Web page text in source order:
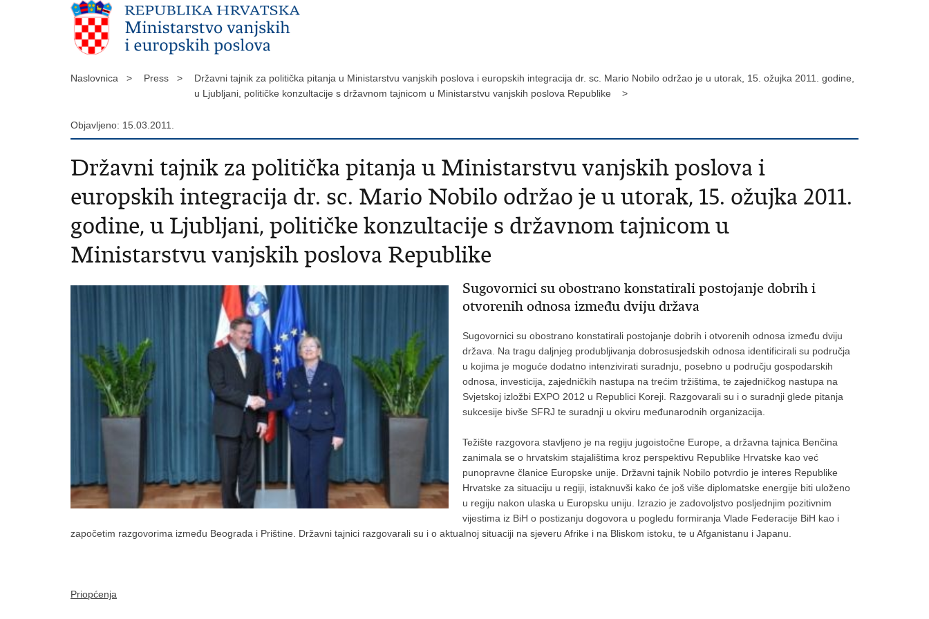
Naslovnica > Press >
Državni tajnik za politička pitanja u Ministarstvu vanjskih poslova i europskih integracija dr. sc. Mario Nobilo održao je u utorak, 15. ožujka 2011. godine,
u Ljubljani, političke konzultacije s državnom tajnicom u Ministarstvu vanjskih poslova Republike >
Objavljeno: 15.03.2011.
Državni tajnik za politička pitanja u Ministarstvu vanjskih poslova i
europskih integracija dr. sc. Mario Nobilo održao je u utorak, 15. ožujka 2011.
godine, u Ljubljani, političke konzultacije s državnom tajnicom u
Ministarstvu vanjskih poslova Republike
Sugovornici su obostrano konstatirali postojanje dobrih i
otvorenih odnosa između dviju država
Sugovornici su obostrano konstatirali postojanje dobrih i otvorenih odnosa između dviju
država. Na tragu daljnjeg produbljivanja dobrosusjedskih odnosa identificirali su područja
u kojima je moguće dodatno intenzivirati suradnju, posebno u području gospodarskih
odnosa, investicija, zajedničkih nastupa na trećim tržištima, te zajedničkog nastupa na
Svjetskoj izložbi EXPO 2012 u Republici Koreji. Razgovarali su i o suradnji glede pitanja
sukcesije bivše SFRJ te suradnji u okviru međunarodnih organizacija.
Težište razgovora stavljeno je na regiju jugoistočne Europe, a državna tajnica Benčina
zanimala se o hrvatskim stajalištima kroz perspektivu Republike Hrvatske kao već
punopravne članice Europske unije. Državni tajnik Nobilo potvrdio je interes Republike
Hrvatske za situaciju u regiji, istaknuvši kako će još više diplomatske energije biti uloženo
u regiju nakon ulaska u Europsku uniju. Izrazio je zadovoljstvo posljednjim pozitivnim
vijestima iz BiH o postizanju dogovora u pogledu formiranja Vlade Federacije BiH kao i
započetim razgovorima između Beograda i Prištine. Državni tajnici razgovarali su i o aktualnoj situaciji na sjeveru Afrike i na Bliskom istoku, te u Afganistanu i Japanu.
Priopćenja